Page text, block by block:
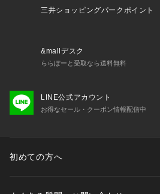
三井ショッピングパークポイント
&mallデスク
ららぽーと受取なら送料無料
LINE公式アカウント
お得なセール・クーポン情報配信中
初めての方へ